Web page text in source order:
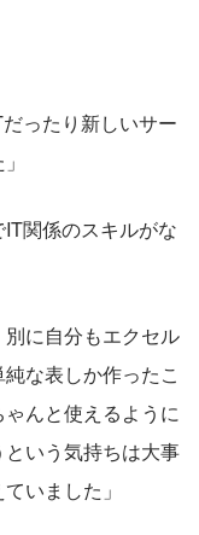
ったり新しいサー
関係のスキルがな
に自分もエクセル
な表しか作ったこ
んと使えるように
いう気持ちは大事
いました」